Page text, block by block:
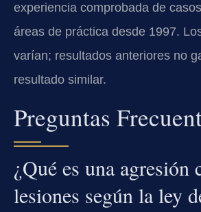
experiencia comprobada de
áreas de práctica desde 1997.
varían; resultados anteriores no
resultado similar.
Preguntas
¿Qué es una agresión
lesiones según la ley